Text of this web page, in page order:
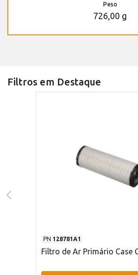
Peso
726,00 g
Filtros em Destaque
PN 128781A1
Filtro de Ar Primário Case